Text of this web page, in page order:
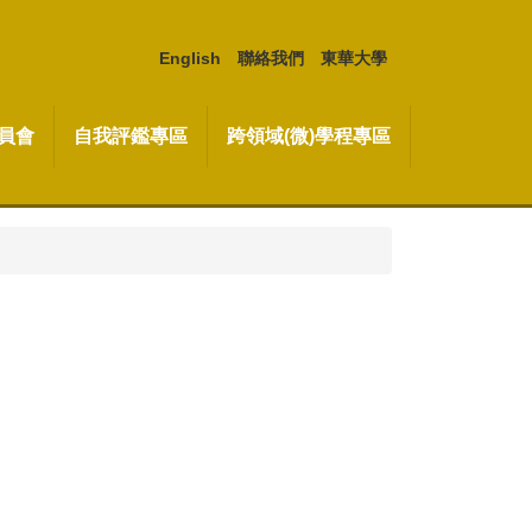
English 聯絡我們 東華大學
會 自我評鑑專區 跨領域(微)學程專區